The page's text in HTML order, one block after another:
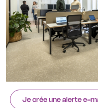
Je crée une alerte e-